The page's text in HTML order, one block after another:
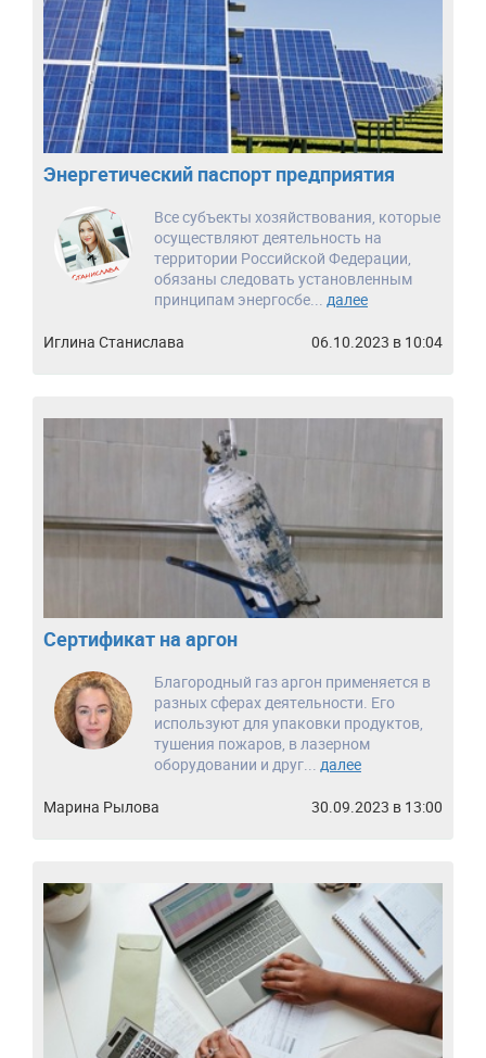
Энергетический паспорт предприятия
Все субъекты хозяйствования, которые
осуществляют деятельность на
территории Российской Федерации,
обязаны следовать установленным
принципам энергосбе... далее
Иглина Станислава 06.10.2023 в 10:04
Сертификат на аргон
Благородный газ аргон применяется в
разных сферах деятельности. Его
используют для упаковки продуктов,
тушения пожаров, в лазерном
оборудовании и друг... далее
Марина Рылова 30.09.2023 в 13:00